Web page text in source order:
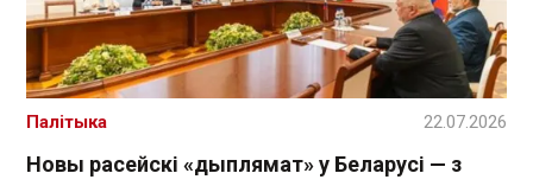
Новы расейскі «дыплямат» у Беларусі — з
Палітыка 22.07.2026